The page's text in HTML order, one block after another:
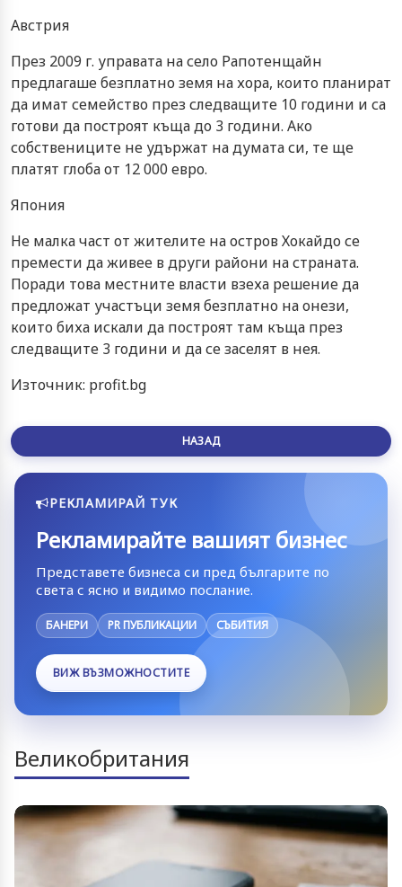
Австрия
През 2009 г. управата на село Рапотенщайн
предлагаше безплатно земя на хора, които планират
да имат семейство през следващите 10 години и са
готови да построят къща до 3 години. Ако
собствениците не удържат на думата си, те ще
платят глоба от 12 000 евро.
Япония
Не малка част от жителите на остров Хокайдо се
премести да живее в други райони на страната.
Поради това местните власти взеха решение да
предложат участъци земя безплатно на онези,
които биха искали да построят там къща през
следващите 3 години и да се заселят в нея.
Източник: profit.bg
НАЗАД
РЕКЛАМИРАЙ ТУК
Рекламирайте вашият бизнес
Представете бизнеса си пред българите по
света с ясно и видимо послание.
БАНЕРИ PR ПУБЛИКАЦИИ СЪБИТИЯ
ВИЖ ВЪЗМОЖНОСТИТЕ
Великобритания